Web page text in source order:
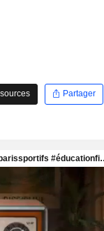
Partager